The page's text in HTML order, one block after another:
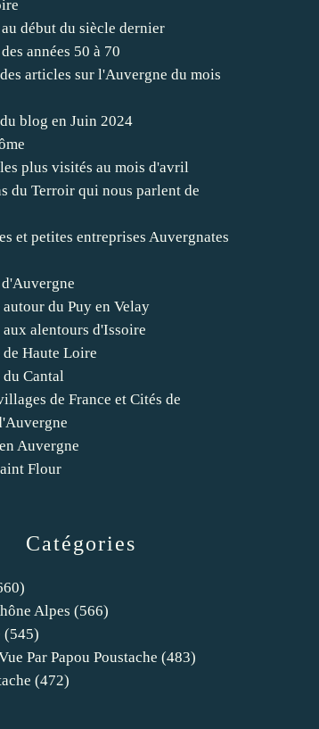
Catégories
Alpes (566)
(545)
Par Papou Poustache (483)
(472)
début du siècle dernier
années 50 à 70
articles sur l'Auvergne du mois
blog en Juin 2024
plus visités au mois d'avril
du Terroir qui nous parlent de
et petites entreprises Auvergnates
du Puy en Velay
alentours d'Issoire
Haute Loire
Cantal
de France et Cités de
Auvergne
Flour